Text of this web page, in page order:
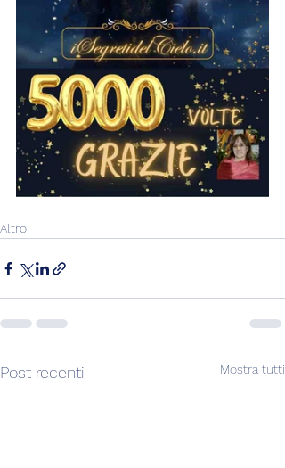
Altro
Post recenti Mostra tutti